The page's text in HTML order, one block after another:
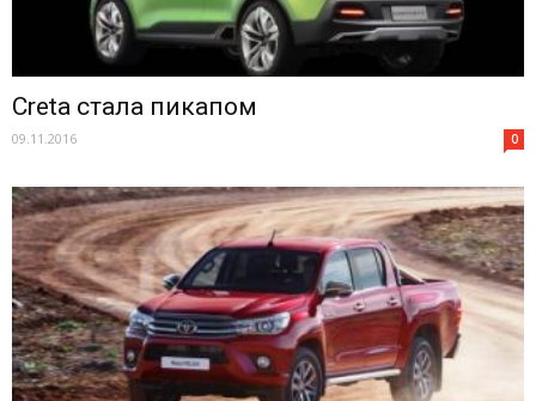
Creta стала пикапом
09.11.2016 0